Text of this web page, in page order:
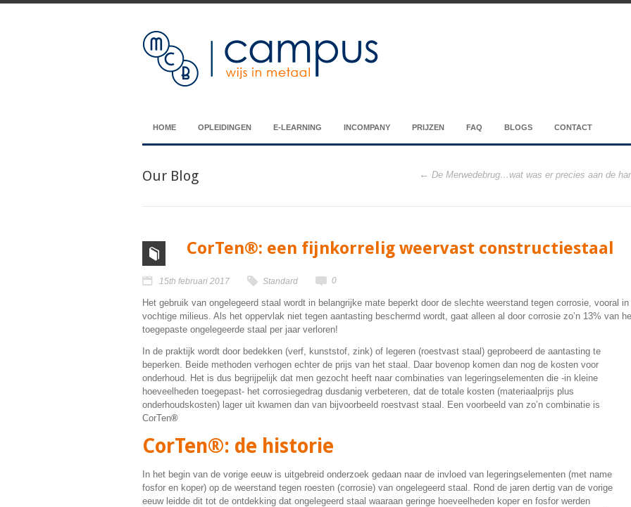
HOME OPLEIDINGEN E-LEARNING INCOMPANY PRIJZEN FAQ BLOGS CONTACT
Our Blog De Merwedebrug…wat was er precies aan de
CorTen®: een fijnkorrelig weervast constructiestaal
15th februari 2017 Standard 0
Het gebruik van ongelegeerd staal wordt in belangrijke mate beperkt door de slechte weerstand tegen corrosie, vooral in
vochtige milieus. Als het oppervlak niet tegen aantasting beschermd wordt, gaat alleen al door corrosie zo’n 13% van
toegepaste ongelegeerde staal per jaar verloren!
In de praktijk wordt door bedekken (verf, kunststof, zink) of legeren (roestvast staal) geprobeerd de aantasting te
beperken. Beide methoden verhogen echter de prijs van het staal. Daar bovenop komen dan nog de kosten voor
onderhoud. Het is dus begrijpelijk dat men gezocht heeft naar combinaties van legeringselementen die -in kleine
hoeveelheden toegepast- het corrosiegedrag dusdanig verbeteren, dat de totale kosten (materiaalprijs plus
onderhoudskosten) lager uit kwamen dan van bijvoorbeeld roestvast staal. Een voorbeeld van zo’n combinatie is
CorTen®
CorTen®: de historie
In het begin van de vorige eeuw is uitgebreid onderzoek gedaan naar de invloed van legeringselementen (met name
fosfor en koper) op de weerstand tegen roesten (corrosie) van ongelegeerd staal. Rond de jaren dertig van de vorige
eeuw leidde dit tot de ontdekking dat ongelegeerd staal waaraan geringe hoeveelheden koper en fosfor werden